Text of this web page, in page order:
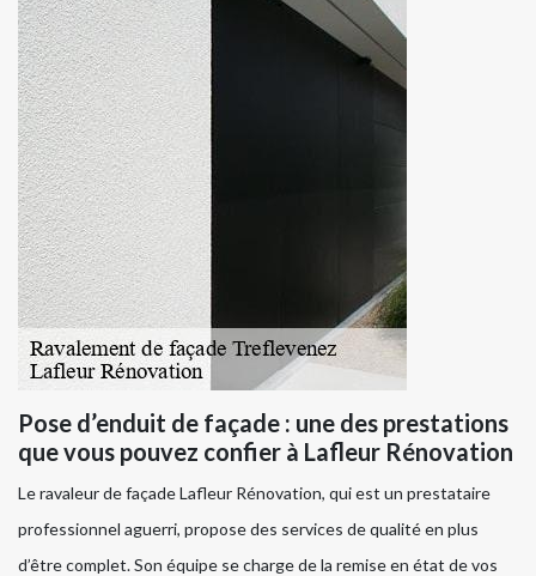
Pose d’enduit de façade : une des prestations
que vous pouvez confier à Lafleur Rénovation
Le ravaleur de façade Lafleur Rénovation, qui est un prestataire
professionnel aguerri, propose des services de qualité en plus
d’être complet. Son équipe se charge de la remise en état de vos